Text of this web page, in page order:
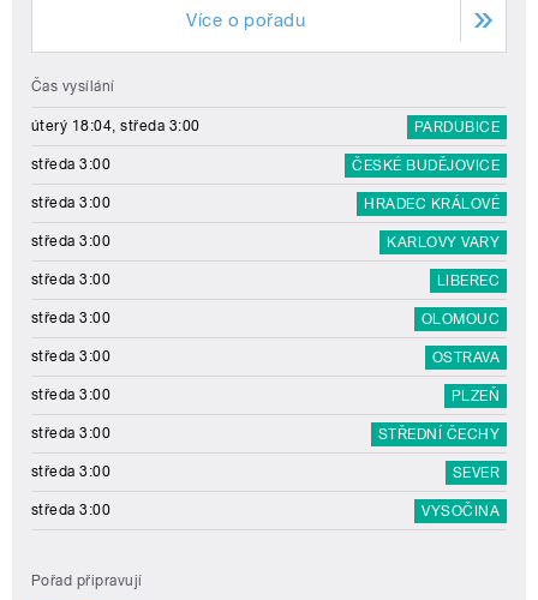
Více o pořadu
Čas vysílání
úterý 18:04, středa 3:00 PARDUBICE
středa 3:00 ČESKÉ BUDĚJOVICE
středa 3:00 HRADEC KRÁLOVÉ
středa 3:00 KARLOVY VARY
středa 3:00 LIBEREC
středa 3:00 OLOMOUC
středa 3:00 OSTRAVA
středa 3:00 PLZEŇ
středa 3:00 STŘEDNÍ ČECHY
středa 3:00 SEVER
středa 3:00 VYSOČINA
Pořad připravují